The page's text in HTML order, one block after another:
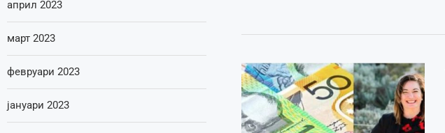
април 2023
март 2023
февруари 2023
јануари 2023